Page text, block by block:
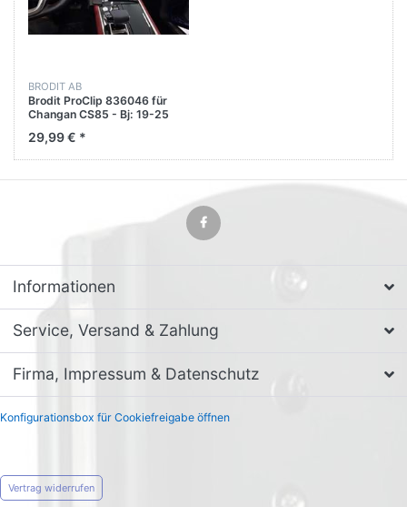
BRODIT AB
Brodit ProClip 836046 für
Changan CS85 - Bj: 19-25
29,99 € *
Informationen
Service, Versand & Zahlung
Firma, Impressum & Datenschutz
Konfigurationsbox für Cookiefreigabe öffnen
Vertrag widerrufen